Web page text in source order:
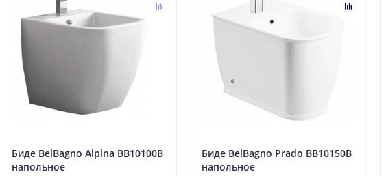
Биде BelBagno Alpina BB10100B
напольное
Биде BelBagno Prado BB10150B
напольное